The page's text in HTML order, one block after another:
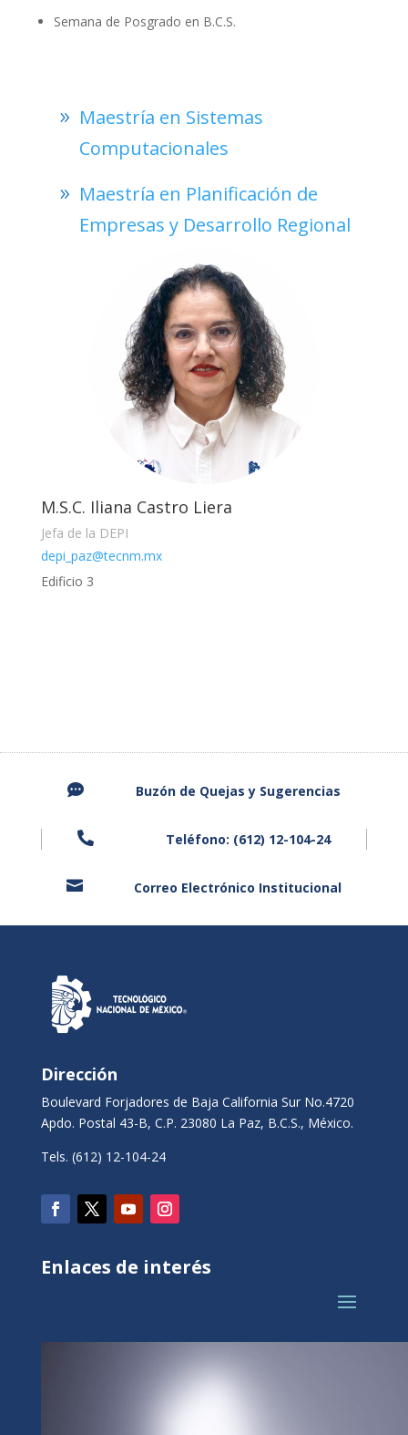
Semana de Posgrado en B.C.S.
Maestría en Sistemas
Computacionales
Maestría en Planificación de
Empresas y Desarrollo Regional
M.S.C. Iliana Castro Liera
Jefa de la DEPI
depi_paz@tecnm.mx
Edificio 3
 Buzón de Quejas y Sugerencias
 Teléfono: (612) 12-104-24
 Correo Electrónico Institucional
Dirección
Boulevard Forjadores de Baja California Sur No.4720
Apdo. Postal 43-B, C.P. 23080 La Paz, B.C.S., México.
Tels. (612) 12-104-24
Enlaces de interés